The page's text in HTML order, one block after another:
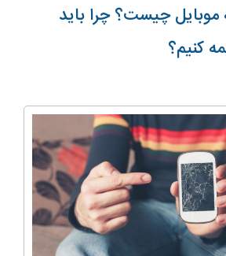
چیست؟ چرا باید
کنیم؟